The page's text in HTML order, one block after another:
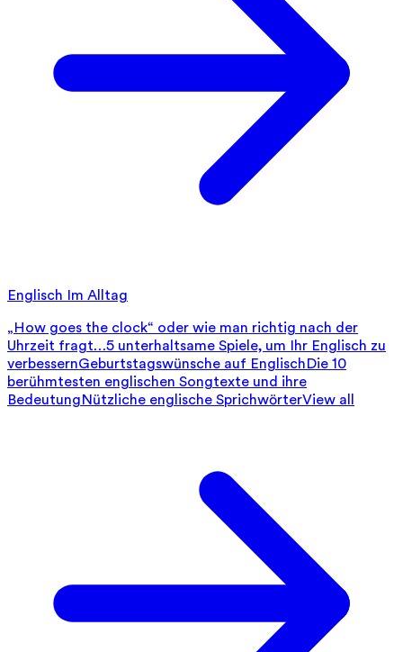
Englisch Im Alltag
„How goes the clock“ oder wie man richtig nach der
Uhrzeit fragt…5 unterhaltsame Spiele, um Ihr Englisch zu
verbessernGeburtstagswünsche auf EnglischDie 10
berühmtesten englischen Songtexte und ihre
BedeutungNützliche englische SprichwörterView all